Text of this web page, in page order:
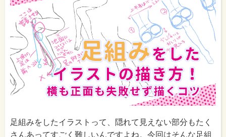
足組みをしたイラストって、隠れて見えない部分もたく
さんあってすごく難しいんですよね。今回はそんな足組